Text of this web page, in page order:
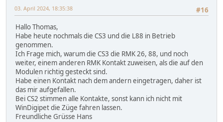
#16
03. April 2024, 18:35:38
Hallo Thomas,
Habe heute nochmals die CS3 und die L88 in Betrieb
genommen.
Ich Frage mich, warum die CS3 die RMK 26, 88, und noch
weiter, einem anderen RMK Kontakt zuweisen, als die auf den
Modulen richtig gesteckt sind.
Habe einen Kontakt nach dem andern eingetragen, daher ist
das mir aufgefallen.
Bei CS2 stimmen alle Kontakte, sonst kann ich nicht mit
WinDigipet die Züge fahren lassen.
Freundliche Grüsse Hans